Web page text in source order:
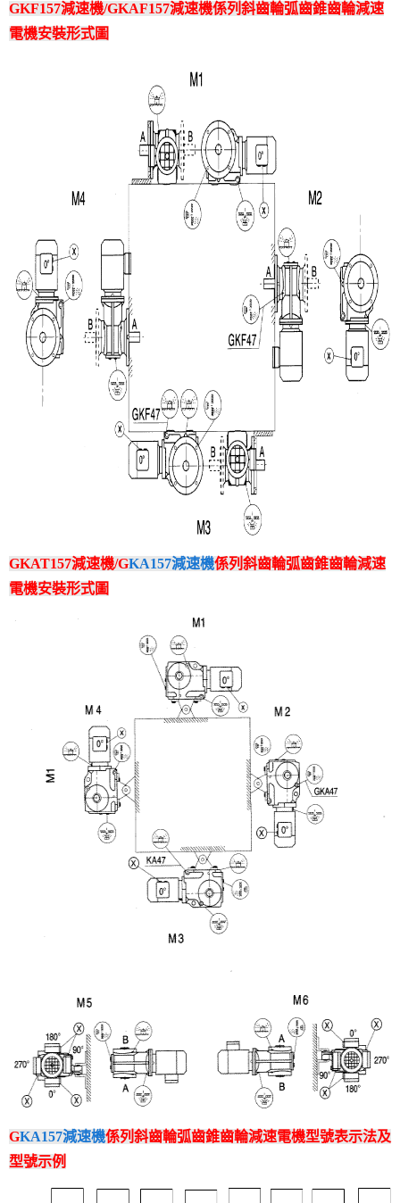
GKF157減速機/GKAF157減速機係列斜齒輪弧齒錐齒輪減速
電機安裝形式圖
GKAT157減速機/GKA157減速機係列斜齒輪弧齒錐齒輪減速
電機安裝形式圖
GKA157減速機係列斜齒輪弧齒錐齒輪減速電機型號表示法及
型號示例